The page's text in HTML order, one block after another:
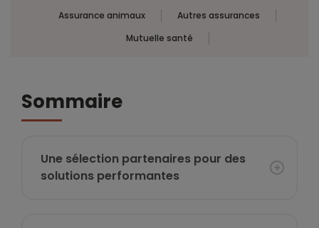
Assurance animaux
Autres assurances
Mutuelle santé
sommaire
Une sélection partenaires pour des
solutions performantes